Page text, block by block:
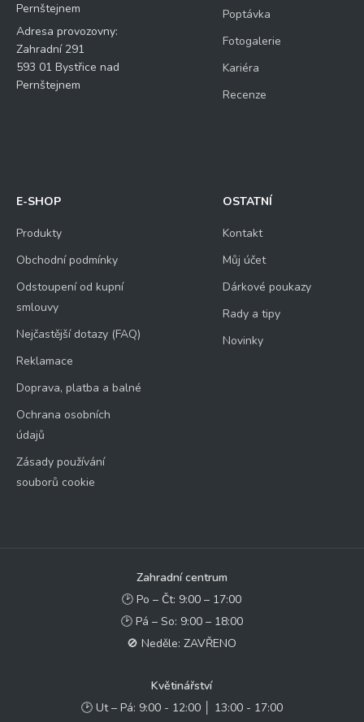
Pernštejnem
Adresa provozovny:
Zahradní 291
593 01 Bystřice nad
Pernštejnem
Poptávka
Fotogalerie
Kariéra
Recenze
E-SHOP
Produkty
Obchodní podmínky
Odstoupení od kupní
smlouvy
Nejčastější dotazy (FAQ)
Reklamace
Doprava, platba a balné
Ochrana osobních
údajů
Zásady používání
souborů cookie
OSTATNÍ
Kontakt
Můj účet
Dárkové poukazy
Rady a tipy
Novinky
Zahradní centrum
🕑 Po – Čt: 9:00 – 17:00
🕑 Pá – So: 9:00 – 18:00
🚫 Neděle: ZAVŘENO
Květinářství
🕑 Ut – Pá: 9:00 - 12:00 │ 13:00 - 17:00